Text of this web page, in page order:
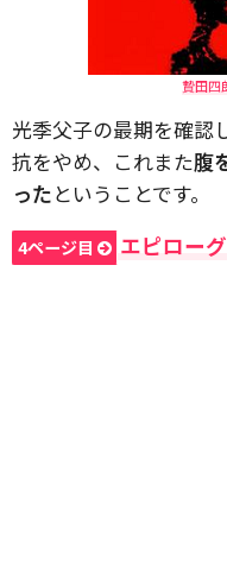
贄田四
光季父子の最期を確認
抗をやめ、これまた腹
ったということです。
4ページ目 エピローグ